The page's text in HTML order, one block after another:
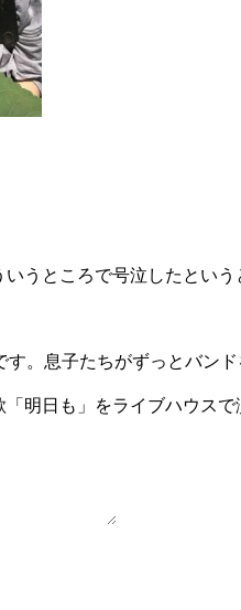
うところで号泣したとい
。息子たちがずっとバン
明日も」をライブハウス